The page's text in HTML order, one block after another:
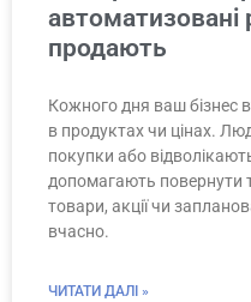
автоматизовані
продають
Кожного дня ваш бізнес
в продуктах чи цінах.
покупки або
допомагають повернути
товари, акції чи
вчасно.
ЧИТАТИ ДАЛІ »